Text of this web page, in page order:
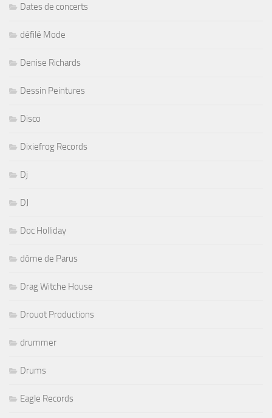
Dates de concerts
défilé Mode
Denise Richards
Dessin Peintures
Disco
Dixiefrog Records
Dj
DJ
Doc Holliday
dôme de Parus
Drag Witche House
Drouot Productions
drummer
Drums
Eagle Records